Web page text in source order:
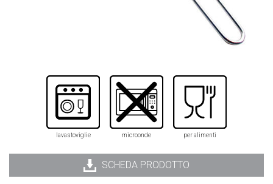
lavastoviglie microonde per alimenti
SCHEDA PRODOTTO